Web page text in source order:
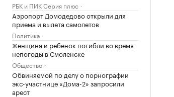
РБК и ПИК Серия плюс
Аэропорт Домодедово открыли для
приема и вылета самолетов
Политика
Женщина и ребенок погибли во время
непогоды в Смоленске
Общество
Обвиняемой по делу о порнографии
экс-участнице «Дома-2» запросили
арест